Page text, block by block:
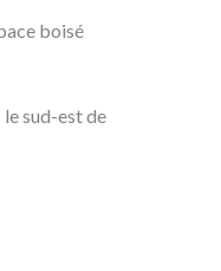
boisé
le sud-est de